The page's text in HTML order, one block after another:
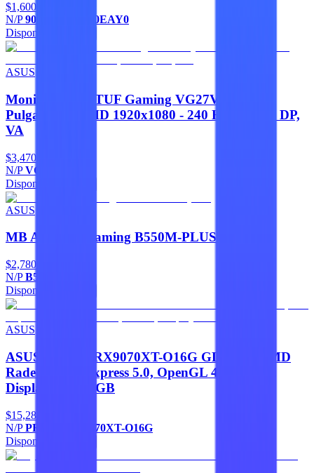
$1,600
N/P90MB15K0-M0EAY0
Disponible
ASUS
Monitor ASUS TUF Gaming VG27VQMY 27
Pulgadas Full HD 1920x1080 - 240 Hz, HDMI, DP,
VA
$3,470
N/PVG27VQMY
Disponible
ASUS
MB Asus Tuf Gaming B550M-PLUS (wi-fi)
$2,780
N/PB550M-PLUS
Disponible
ASUS
ASUS PRIME-RX9070XT-O16G GDDR6 - AMD
Radeon, PCI Express 5.0, OpenGL 4.6, HDMI,
DisplayPort 16 GB
$15,280
N/PPRIME-RX9070XT-O16G
Disponible